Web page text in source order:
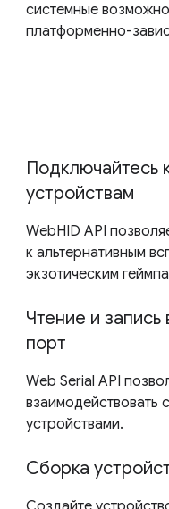
системные
платформенно-
Подключайтесь
устройствам
WebHID API
к альтернативным
экзотическим
Чтение и
порт
Web Serial API
взаимодействовать
устройствами.
Сборка